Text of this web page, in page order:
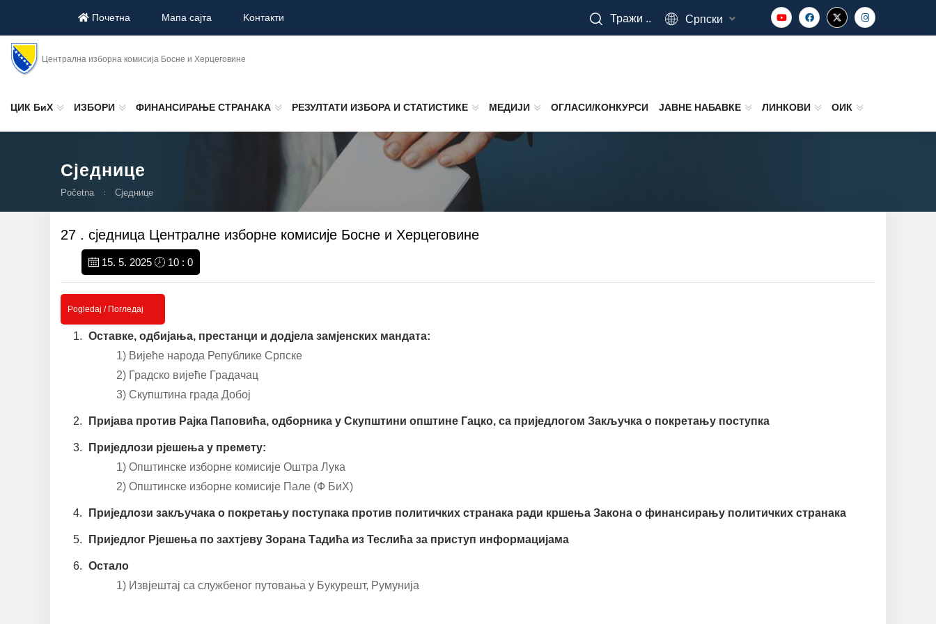
Почетна Мапа сајта Koнтакти Тражи .. Српски
Централна изборна комисија Босне и Херцеговине
ЦИК БиХ ИЗБОРИ ФИНАНСИРАЊЕ СТРАНАКА РЕЗУЛТАТИ ИЗБОРА И СТАТИСТИКЕ МЕДИЈИ ОГЛАСИ/КОНКУРСИ ЈАВНЕ НАБАВКЕ ЛИНКОВИ ОИК
Сједнице
Početna Сједнице
27 . сједница Централне изборне комисије Босне и Херцеговине
15. 5. 2025 10 : 0
Pogledaj / Погледај
Оставке, одбијања, престанци и додјела замјенских мандата:
1) Вијеће народа Републике Српске
2) Градско вијеће Градачац
3) Скупштина града Добој
Пријава против Рајка Паповића, одборника у Скупштини општине Гацко, са приједлогом Закључка о покретању поступка
Приједлози рјешења у премету:
1) Општинске изборне комисије Оштра Лука
2) Општинске изборне комисије Пале (Ф БиХ)
Приједлози закључака о покретању поступака против политичких странака ради кршења Закона о финансирању политичких странака
Приједлог Рјешења по захтјеву Зорана Тадића из Теслића за приступ информацијама
Остало
1) Извјештај са службеног путовања у Букурешт, Румунија